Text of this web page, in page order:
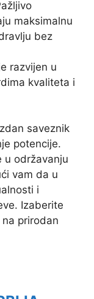
maksimalnu
bez
razvijen u
kvaliteta i
saveznik
potencije.
u održavanju
vam da u
i
Izaberite
prirodan